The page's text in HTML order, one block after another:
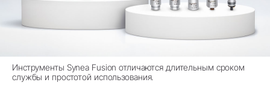
Инструменты Synea Fusion отличаются длительным сроком
службы и простотой использования.